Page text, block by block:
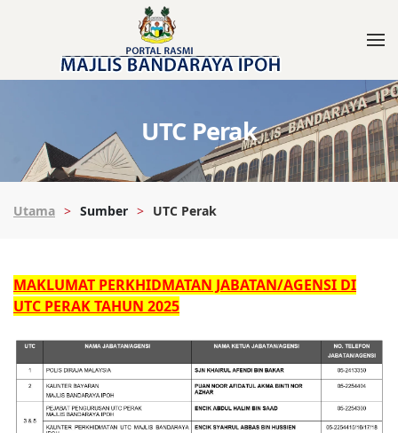
UTC Perak
Utama Sumber UTC Perak
MAKLUMAT PERKHIDMATAN JABATAN/AGENSI DI
UTC PERAK TAHUN 2025